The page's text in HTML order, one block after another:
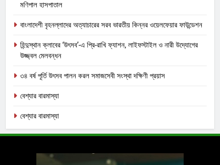
মণিপাল হাসপাতাল
বাংলাদেশী বৃহনল্লাদের অত্যাচারের সরব ভারতীয় কিন্নর ওয়েলফেয়ার ফাউন্ডেশন
হিন্দুস্থান ক্লাবের ‘উৎসব’-এ প্রি-রাখি ফ্যাশন, লাইফস্টাইল ও নারী উদ্যোগের
উজ্জ্বল মেলবন্ধন
৩৪ বর্ষ পূর্তি উৎসব পালন করল সমাজসেবী সংস্থা দক্ষিণী প্রয়াস
বেশ্যার বারমাস্যা
বেশ্যার বারমাস্যা